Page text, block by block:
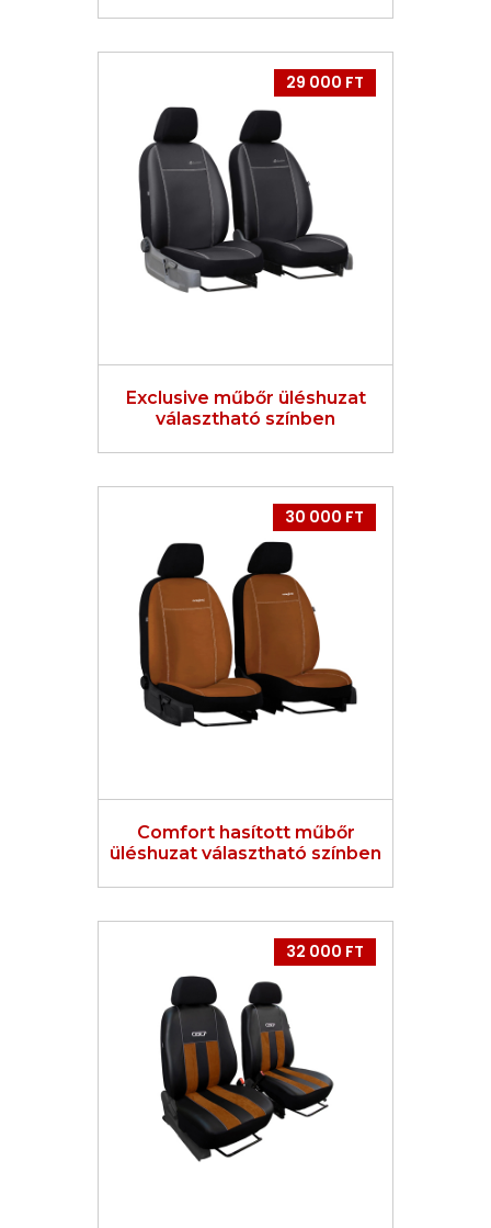
29 000 FT
Exclusive műbőr üléshuzat
választható színben
30 000 FT
Comfort hasított műbőr
üléshuzat választható színben
32 000 FT